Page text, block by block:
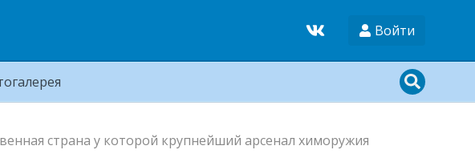
Войти
страна у которой крупнейший арсенал химоружия